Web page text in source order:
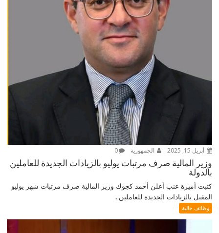
أبريل 15, 2025 الجمهورية 0
وزير المالية صرف مرتبات يوليو بالزيادات الجديدة للعاملين
بالدولة
كتبت أميرة عنب أعلن أحمد كجوك وزير المالية صرف مرتبات شهر يوليو
المقبل بالزيادات الجديدة للعاملين...
وظائف خالية